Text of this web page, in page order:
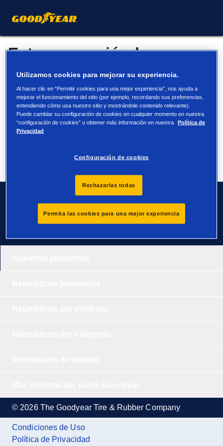
Esta promoción ha
terminado.
Visite el sitio web para buscar neumáticos o encontrar su
distribuidor.
Buscar
neumáticos
Encontrar
© 2026 The Goodyear Tire & Rubber Company
Condiciones de Uso
Política de Privacidad
Utilizamos cookies para mejorar su experiencia.
Al hacer clic en “Permitir cookies para una mejor experiencia”, nos ayuda a
mejorar el funcionamiento del sitio (por ejemplo, recordando sus preferencias,
entendiendo cómo usa nuestro sitio y mostrándole contenido relevante).
Puede cambiar su configuración de cookies en cualquier momento en nuestra
“configuración de cookies” u obtener más información en nuestra
Política de
Privacidad
Configuración de cookies
Rechazarlas todas
Permita las cookies para una mejor experiencia